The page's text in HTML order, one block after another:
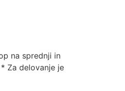
na sprednji in
Za delovanje je